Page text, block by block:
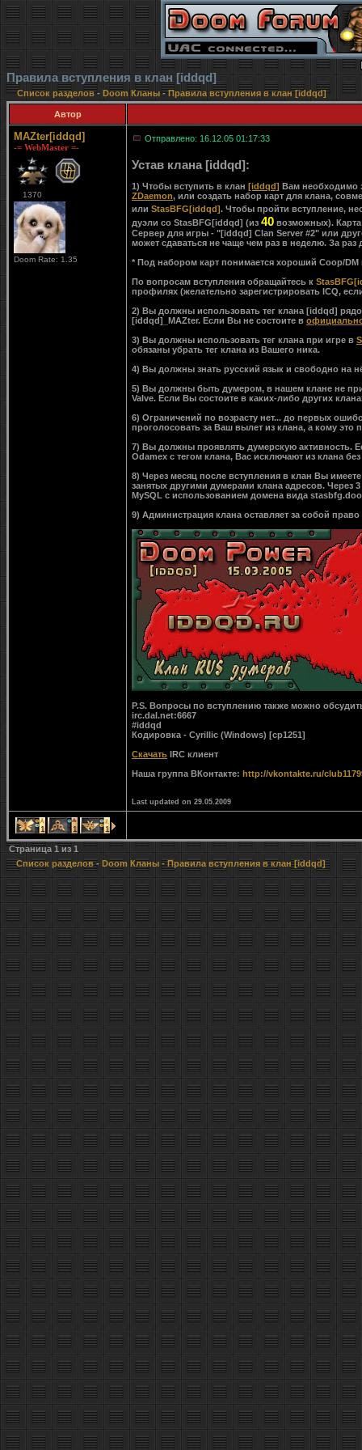
Правила вступления в клан [iddqd]
Список разделов- Doom Кланы-Правила вступления в клан [iddqd]
Автор
MAZter[iddqd]
-= WebMaster =-
1370
Doom Rate: 1.35
Отправлено: 16.12.05 01:17:33
Устав клана [iddqd]:
1) Чтобы вступить в клан [iddqd] Вам необходимо
ZDaemon, или создать набор карт для клана,
или StasBFG[iddqd]. Чтобы пройти вступление,
дуэли со StasBFG[iddqd] (из 40 возможных).
Сервер для игры - "[iddqd] Clan Server #2" или
может сдаваться не чаще чем раз в неделю. За
* Под набором карт понимается хороший Coop/
По вопросам вступления обращайтесь к
профилях (желательно зарегистрировать ICQ,
2) Вы должны использовать тег клана [iddqd]
[iddqd]_MAZter. Если Вы не состоите в
3) Вы должны использовать тег клана при игре в
обязаны убрать тег клана из Вашего ника.
4) Вы должны знать русский язык и свободно на
5) Вы должны быть думером, в нашем клане не
Valve. Если Вы состоите в каких-либо других
6) Ограничений по возрасту нет... до первых
проголосовать за Ваш вылет из клана, а кому это
7) Вы должны проявлять думерскую активность.
Odamex с тегом клана, Вас исключают из клана
8) Через месяц после вступления в клан Вы
занятых другими думерами клана адресов. Через
MySQL с использованием домена вида
9) Администрация клана оставляет за собой
P.S. Вопросы по вступлению также можно
irc.dal.net:6667
#iddqd
Кодировка - Cyrillic (Windows) [cp1251]
Скачать IRC клиент
Наша группа ВКонтакте: http://vkontakte.ru/
Last updated on 29.05.2009
1 1 1
Страница 1 из 1
Список разделов- Doom Кланы - Правила вступления в клан [iddqd]